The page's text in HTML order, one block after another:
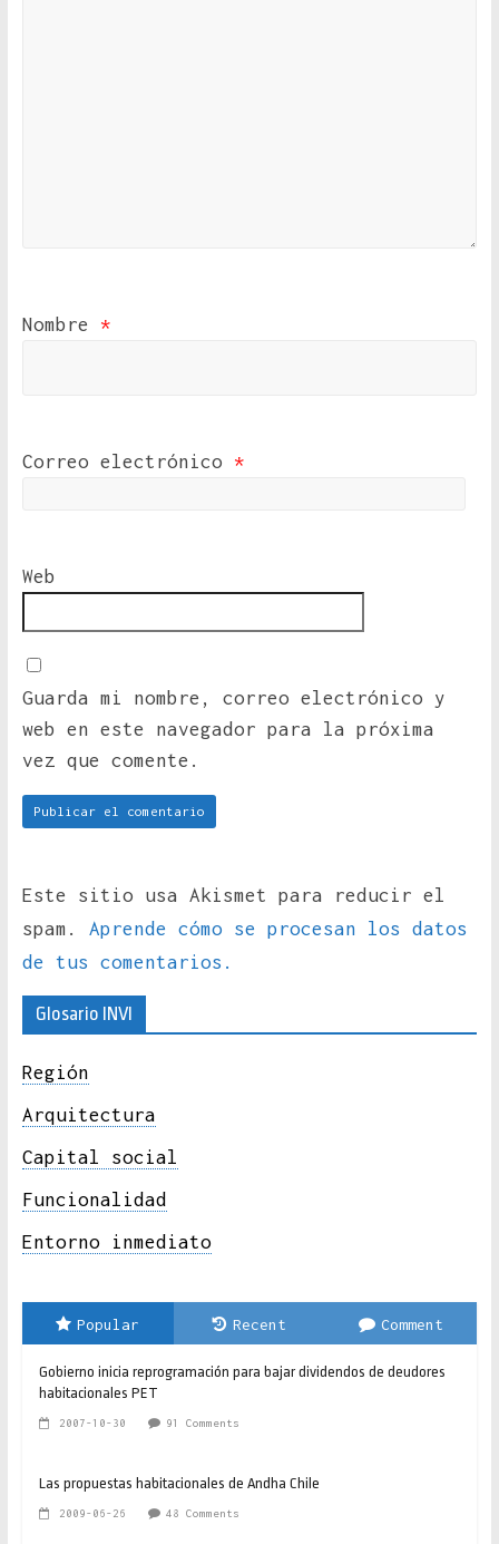
Nombre *
Correo electrónico *
Web
Guarda mi nombre, correo electrónico y
web en este navegador para la próxima
vez que comente.
Este sitio usa Akismet para reducir el
spam. Aprende cómo se procesan los datos
de tus comentarios.
Glosario INVI
Región
Arquitectura
Capital social
Funcionalidad
Entorno inmediato
Popular Recent Comment
Gobierno inicia reprogramación para bajar dividendos de deudores
habitacionales PET
2007-10-30 91 Comments
Las propuestas habitacionales de Andha Chile
2009-06-26 48 Comments